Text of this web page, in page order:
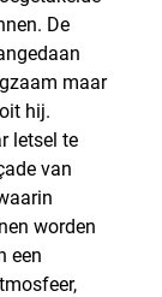
De
maar
hij.
letsel te
van
worden
een